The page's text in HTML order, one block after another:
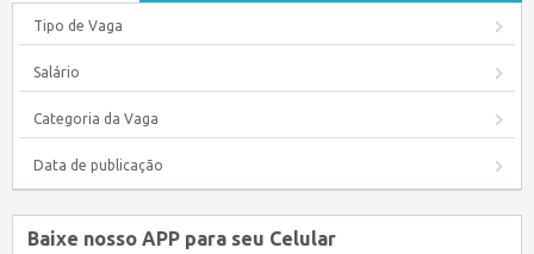
Tipo de Vaga
Salário
Categoria da Vaga
Data de publicação
Baixe nosso APP para seu Celular